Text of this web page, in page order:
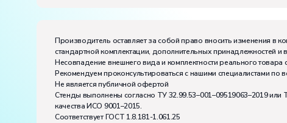
Производитель оставляет за собой право вносить изменения в
стандартной комплектации, дополнительных принадлежностей и
Несовпадение внешнего вида и комплектности реального
Рекомендуем проконсультироваться с нашими специалистами
Не является публичной офертой
Стенды выполнены согласно ТУ 32.99.53–001–09519063–2019
качества ИСО 9001–2015.
Соответствует ГОСТ 1.8.181-1.061.25